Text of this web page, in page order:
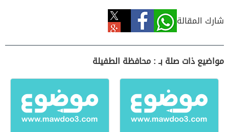
شارك المقالة
مواضيع ذات صلة بـ : محافظة الطفيلة